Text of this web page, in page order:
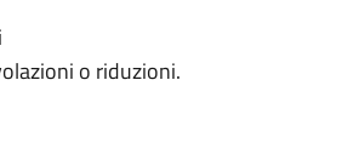
o riduzioni.